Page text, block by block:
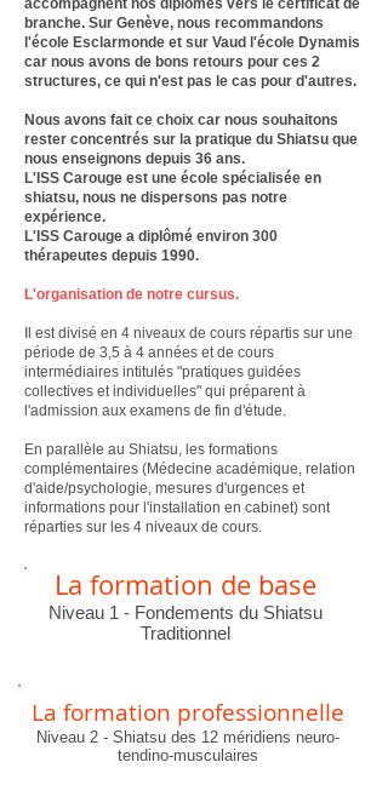
accompagnent nos diplômés vers le certificat de
branche. Sur Genève, nous recommandons
l'école Esclarmonde et sur Vaud l'école Dynamis
car nous avons de bons retours pour ces 2
structures, ce qui n'est pas le cas pour d'autres.
Nous avons fait ce choix car nous souhaitons
rester concentrés sur la pratique du Shiatsu que
nous enseignons depuis 36 ans.
L'ISS Carouge est une école spécialisée en
shiatsu, nous ne dispersons pas notre
expérience.
L'ISS Carouge a diplômé environ 300
thérapeutes depuis 1990.
L'organisation de notre cursus.
Il est divisé en 4 niveaux de cours répartis sur une
période de 3,5 à 4 années et de cours
intermédiaires intitulés "pratiques guidées
collectives et individuelles" qui préparent à
l'admission aux examens de fin d'étude.
En parallèle au Shiatsu, les formations
complémentaires (Médecine académique, relation
d'aide/psychologie, mesures d'urgences et
informations pour l'installation en cabinet) sont
réparties sur les 4 niveaux de cours.
La formation de base
Niveau 1 - Fondements du Shiatsu
Traditionnel
La formation professionnelle
Niveau 2 - Shiatsu des 12 méridiens neuro-
tendino-musculaires